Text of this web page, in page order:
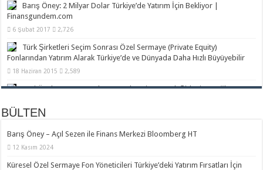
Bloomberg HT – 10 Aralık 2019
Barış Öney: 2 Milyar Dolar Türkiye’de Yatırım İçin Bekliyor |
Finansgundem.com
6 Şubat 2017 2,726
Türk Şirketleri Seçim Sonrası Özel Sermaye (Private Equity)
Fonlarından Yatırım Alarak Türkiye’de ve Dünyada Daha Hızlı Büyüyebilir
18 Haziran 2015 2,589
Yeni Özel Sermaye Fonlarının Gelmesi 150 Türk Şirketine Bağlı
Türkiye’ye 5 Ayda 5 Kıtadan Yatırım | Hurriyet.com.tr
7 Ağustos 2017 2,126
Yabancı Stratejik Ortaklık Düşünen KOBİ’ler Bu Konuda Nasıl Yol
Alabilir?
BÜLTEN
Barış Öney – Açıl Sezen ile Finans Merkezi Bloomberg HT
12 Kasım 2024
Küresel Özel Sermaye Fon Yöneticileri Türkiye’deki Yatırım Fırsatları İçin